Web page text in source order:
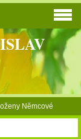
Němcové